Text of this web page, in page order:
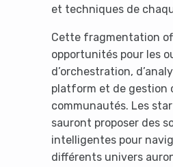
et techniques de
Cette fragmentation
opportunités pour les
d’orchestration,
platform et de gestion
communautés. Les
sauront proposer des
intelligentes pour
différents univers